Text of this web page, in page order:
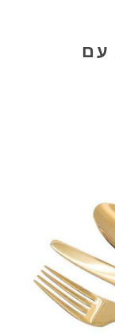
עם